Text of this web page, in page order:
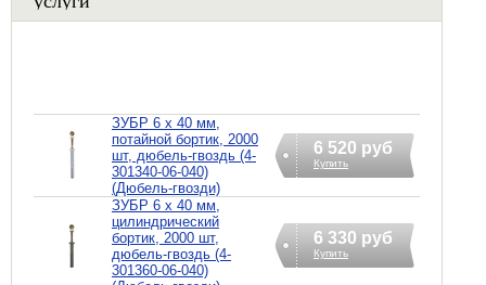
ЗУБР 6 х 40 мм,
потайной бортик, 2000
шт, дюбель-гвоздь (4-
301340-06-040)
(Дюбель-гвозди)
6 520 руб
Купить
ЗУБР 6 х 40 мм,
цилиндрический
бортик, 2000 шт,
дюбель-гвоздь (4-
301360-06-040)
6 330 руб
Купить